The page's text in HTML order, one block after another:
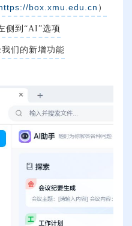
box.xmu.edu.cn ）
侧到“AI”选项
们的新增功能